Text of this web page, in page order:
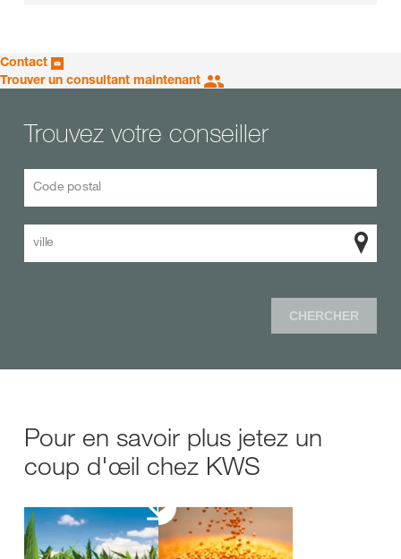
Contact
Trouver un consultant maintenant
Trouvez votre conseiller
Code postal
ville
CHERCHER
Pour en savoir plus jetez un
coup d'œil chez KWS